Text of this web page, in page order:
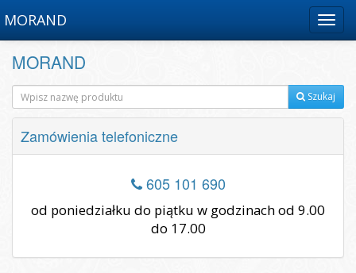
Menu
MORAND
MORAND
Szukaj
Zamówienia telefoniczne
605 101 690
od poniedziałku do piątku w godzinach od 9.00
do 17.00